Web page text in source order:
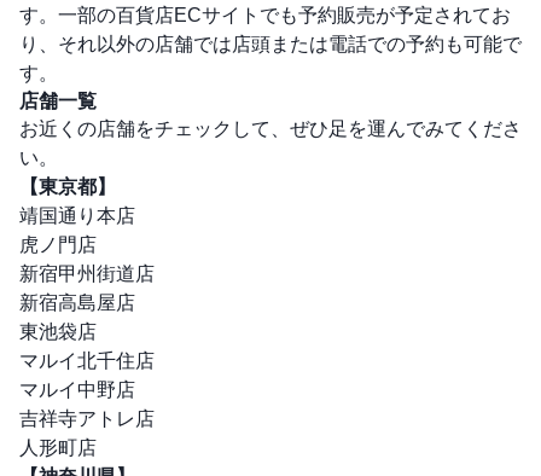
す。一部の百貨店ECサイトでも予約販売が予定されてお
り、それ以外の店舗では店頭または電話での予約も可能で
す。
店舗一覧
お近くの店舗をチェックして、ぜひ足を運んでみてくださ
い。
【東京都】
靖国通り本店
虎ノ門店
新宿甲州街道店
新宿高島屋店
東池袋店
マルイ北千住店
マルイ中野店
吉祥寺アトレ店
人形町店